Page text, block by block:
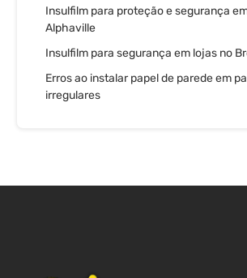
Insulfilm para proteção e segurança
Alphaville
Insulfilm para segurança em lojas no
Erros ao instalar papel de parede em
irregulares